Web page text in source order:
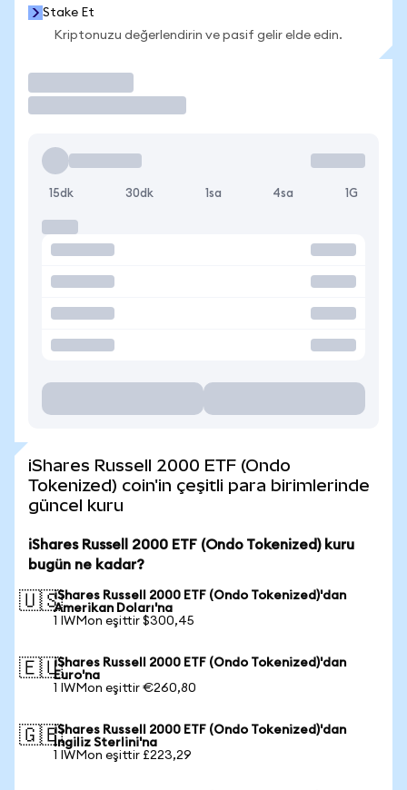
Stake Et
Kriptonuzu değerlendirin ve pasif gelir elde edin.
15dk 30dk 1sa 4sa 1G
iShares Russell 2000 ETF (Ondo
Tokenized) coin'in çeşitli para birimlerinde
güncel kuru
iShares Russell 2000 ETF (Ondo Tokenized) kuru
bugün ne kadar?
🇺🇸iShares Russell 2000 ETF (Ondo Tokenized)'dan
Amerikan Doları'na
1 IWMon eşittir $300,45
🇪🇺iShares Russell 2000 ETF (Ondo Tokenized)'dan
Euro'na
1 IWMon eşittir €260,80
🇬🇧iShares Russell 2000 ETF (Ondo Tokenized)'dan
İngiliz Sterlini'na
1 IWMon eşittir £223,29